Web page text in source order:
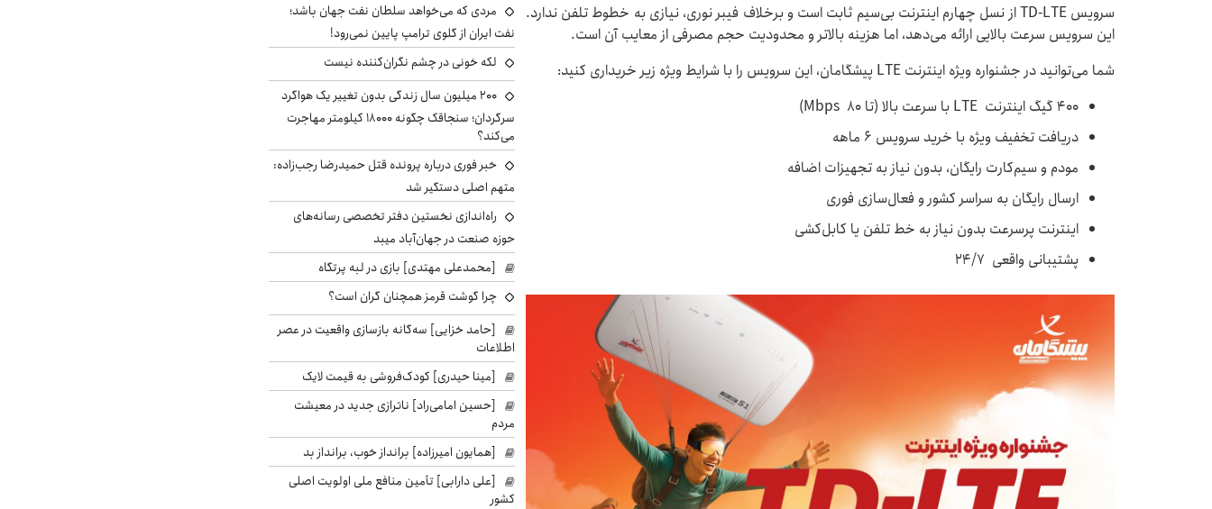
سرویس TD-LTE از نسل چهارم اینترنت بی‌سیم ثابت است و برخلاف فیبر نوری، نیازی به خطوط تلفن ندارد.
این سرویس سرعت بالایی ارائه می‌دهد، اما هزینه بالاتر و محدودیت حجم مصرفی از معایب آن است.
شما می‌توانید در جشنواره ویژه اینترنت LTE پیشگامان، این سرویس را با شرایط ویژه‌ زیر خریداری کنید:
۴۰۰ گیگ اینترنت LTE با سرعت بالا (تا ۸۰ Mbps)
دریافت تخفیف ویژه با خرید سرویس 6 ماهه
مودم و سیم‌کارت رایگان، بدون نیاز به تجهیزات اضافه
ارسال رایگان به سراسر کشور و فعال‌سازی فوری
اینترنت پرسرعت بدون نیاز به خط تلفن یا کابل‌کشی
پشتیبانی واقعی ۲۴/۷
مردی که می‌خواهد سلطان نفت جهان باشد؛
نفت ایران از گلوی ترامپ پایین نمی‌رود!
لکه خونی در چشم نگران‌کننده نیست
۲۰۰ میلیون سال زندگی بدون تغییر یک هواگرد
سرگردان؛ سنجاقک‌ چگونه ۱۸۰۰۰ کیلومتر مهاجرت
می‌کند؟
خبر فوری درباره پرونده قتل حمیدرضا رجب‌زاده:
متهم اصلی دستگیر شد
راه‌اندازی نخستین دفتر تخصصی رسانه‌های
حوزه صنعت در جهان‌آباد میبد
[محمدعلی مهتدی] بازی در لبه پرتگاه
چرا گوشت قرمز همچنان گران است؟
[حامد خزایی] سه‌گانه بازسازی واقعیت در عصر
اطلاعات
[مینا حیدری] کودک‌فروشی به قیمت لایک
[حسین امامی‌راد] ناترازی جدید در معیشت
مردم
[همایون امیرزاده] برانداز خوب، برانداز بد
[علی دارابی] تأمین منافع ملی اولویت اصلی
کشور